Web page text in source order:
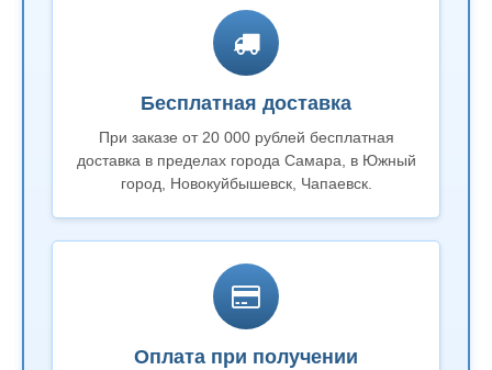
Бесплатная доставка
При заказе от 20 000 рублей бесплатная
доставка в пределах города Самара, в Южный
город, Новокуйбышевск, Чапаевск.
Оплата при получении